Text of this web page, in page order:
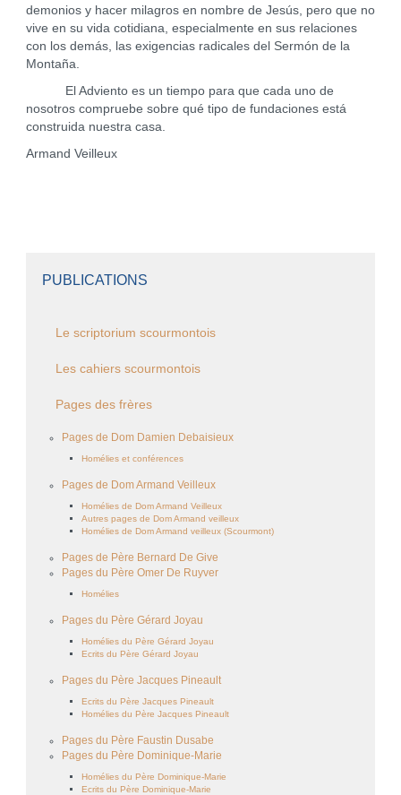
demonios y hacer milagros en nombre de Jesús, pero que no
vive en su vida cotidiana, especialmente en sus relaciones
con los demás, las exigencias radicales del Sermón de la
Montaña.
El Adviento es un tiempo para que cada uno de
nosotros compruebe sobre qué tipo de fundaciones está
construida nuestra casa.
Armand Veilleux
PUBLICATIONS
Le scriptorium scourmontois
Les cahiers scourmontois
Pages des frères
Pages de Dom Damien Debaisieux
Homélies et conférences
Pages de Dom Armand Veilleux
Homélies de Dom Armand Veilleux
Autres pages de Dom Armand veilleux
Homélies de Dom Armand veilleux (Scourmont)
Pages de Père Bernard De Give
Pages du Père Omer De Ruyver
Homélies
Pages du Père Gérard Joyau
Homélies du Père Gérard Joyau
Ecrits du Père Gérard Joyau
Pages du Père Jacques Pineault
Ecrits du Père Jacques Pineault
Homélies du Père Jacques Pineault
Pages du Père Faustin Dusabe
Pages du Père Dominique-Marie
Homélies du Père Dominique-Marie
Ecrits du Père Dominique-Marie